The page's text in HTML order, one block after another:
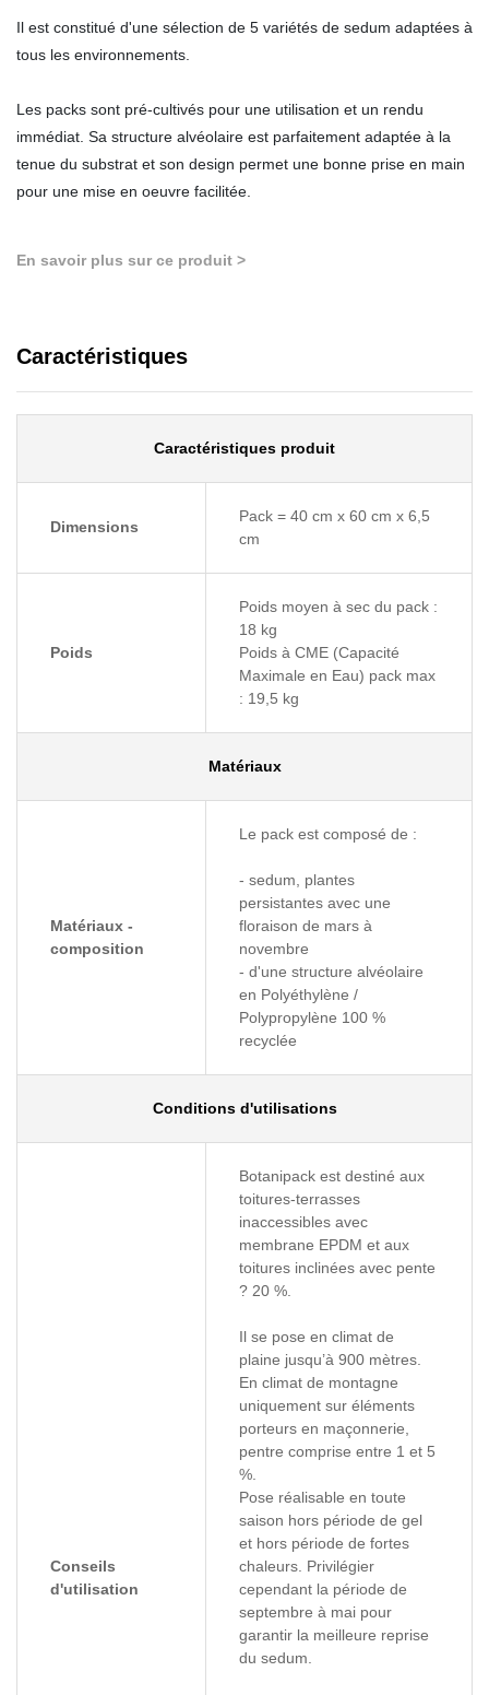
Il est constitué d'une sélection de 5 variétés de sedum adaptées à
tous les environnements.
Les packs sont pré-cultivés pour une utilisation et un rendu
immédiat. Sa structure alvéolaire est parfaitement adaptée à la
tenue du substrat et son design permet une bonne prise en main
pour une mise en oeuvre facilitée.
En savoir plus sur ce produit >
Caractéristiques
Caractéristiques produit
Dimensions
Pack = 40 cm x 60 cm x 6,5
cm
Poids
Poids moyen à sec du pack :
18 kg
Poids à CME (Capacité
Maximale en Eau) pack max
: 19,5 kg
Matériaux
Matériaux -
composition
Le pack est composé de :
- sedum, plantes
persistantes avec une
floraison de mars à
novembre
- d'une structure alvéolaire
en Polyéthylène /
Polypropylène 100 %
recyclée
Conditions d'utilisations
Conseils
d'utilisation
Botanipack est destiné aux
toitures-terrasses
inaccessibles avec
membrane EPDM et aux
toitures inclinées avec pente
? 20 %.
Il se pose en climat de
plaine jusqu’à 900 mètres.
En climat de montagne
uniquement sur éléments
porteurs en maçonnerie,
pentre comprise entre 1 et 5
%.
Pose réalisable en toute
saison hors période de gel
et hors période de fortes
chaleurs. Privilégier
cependant la période de
septembre à mai pour
garantir la meilleure reprise
du sedum.